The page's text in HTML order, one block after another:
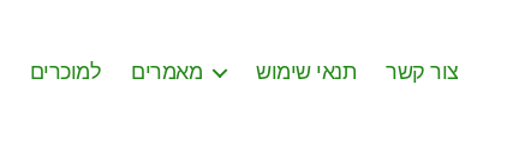
למוכרים מאמרים תנאי שימוש צור קשר